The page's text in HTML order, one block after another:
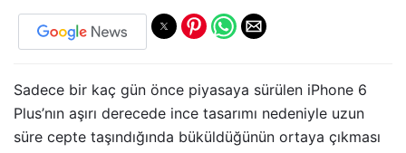
Sadece bir kaç gün önce piyasaya sürülen iPhone 6
Plus’nın aşırı derecede ince tasarımı nedeniyle uzun
süre cepte taşındığında büküldüğünün ortaya çıkması